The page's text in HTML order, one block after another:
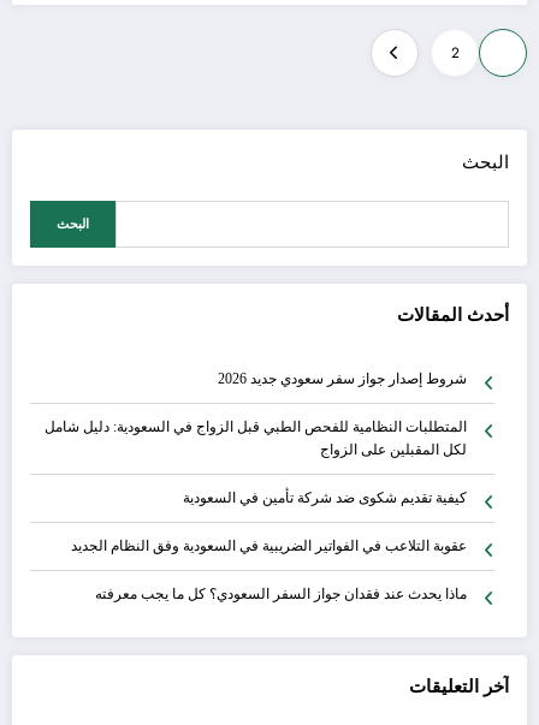
تعدد
المقالات
2
البحث
البحث
أحدث المقالات
شروط إصدار جواز سفر سعودي جديد 2026
المتطلبات النظامية للفحص الطبي قبل الزواج في السعودية: دليل شامل
لكل المقبلين على الزواج
كيفية تقديم شكوى ضد شركة تأمين في السعودية
عقوبة التلاعب في الفواتير الضريبية في السعودية وفق النظام الجديد
ماذا يحدث عند فقدان جواز السفر السعودي؟ كل ما يجب معرفته
آخر التعليقات